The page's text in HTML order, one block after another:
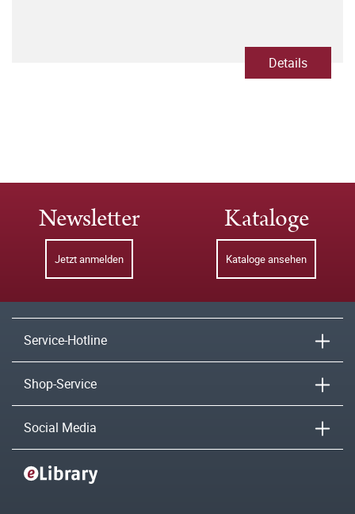
Details
Newsletter
Jetzt anmelden
Kataloge
Kataloge ansehen
Service-Hotline
Shop-Service
Social Media